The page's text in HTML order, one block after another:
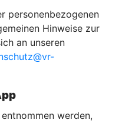
personenbezogenen
Hinweise zur
an unseren
werden,